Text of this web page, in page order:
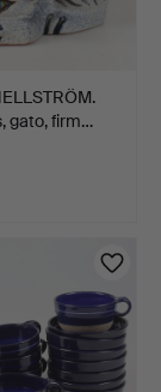
gato, firm…